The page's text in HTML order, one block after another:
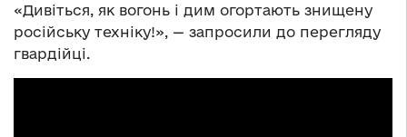
«Дивіться, як вогонь і дим огортають знищену
російську техніку!», — запросили до перегляду
гвардійці.